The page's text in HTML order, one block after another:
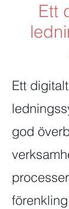
Ett
Ett
god